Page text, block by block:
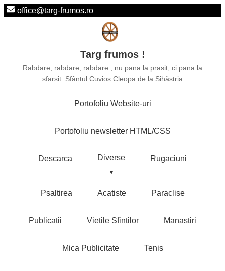
office@targ-frumos.ro
Targ frumos !
Rabdare, rabdare, rabdare , nu pana la prasit, ci pana la
sfarsit. Sfântul Cuvios Cleopa de la Sihăstria
Portofoliu Website-uri
Portofoliu newsletter HTML/CSS
Descarca Diverse Rugaciuni
Psaltirea Acatiste Paraclise
Publicatii Vietile Sfintilor Manastiri
Mica Publicitate Tenis